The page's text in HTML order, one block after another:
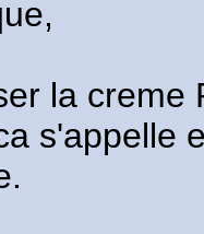
la creme
s'appelle